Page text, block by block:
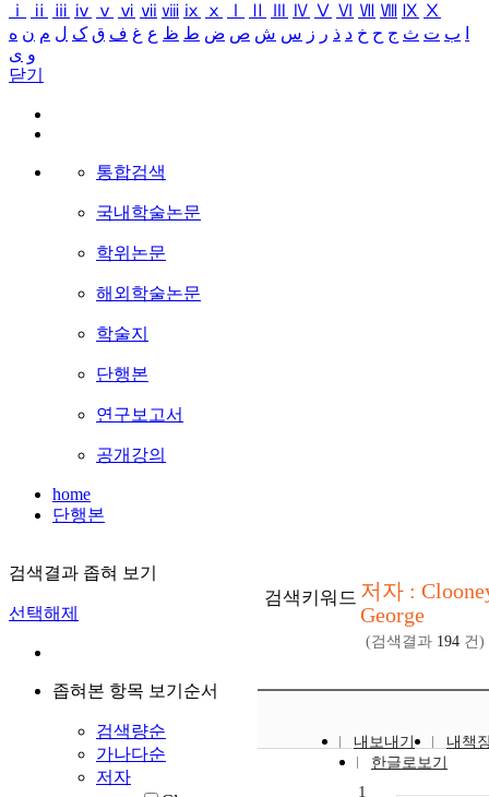
ⅰ
ⅱ ⅲ ⅳ ⅴ ⅵ ⅶ ⅷ ⅸ ⅹ Ⅳ Ⅴ Ⅵ Ⅶ Ⅷ Ⅸ Ⅹ
ب ت ث ج ح خ د ذ ر ز س ش ص ض ط ظ ع غ ف ق ک ل م ن ه
و ی
닫기
통합검색
국내학술논문
학위논문
해외학술논문
학술지
단행본
연구보고서
공개강의
home
단행본
검색결과 좁혀 보기
선택해제
좁혀본 항목 보기순서
검색량순
가나다순
저자
검색키워드 저자 :
George
(검색결과 194 건)
내보내기
내책
한글로보기
1